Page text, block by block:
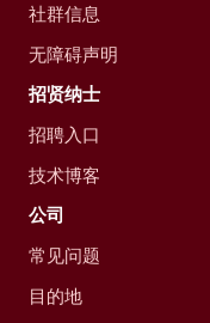
社群信息
无障碍声明
招贤纳士
招聘入口
技术博客
公司
常见问题
目的地